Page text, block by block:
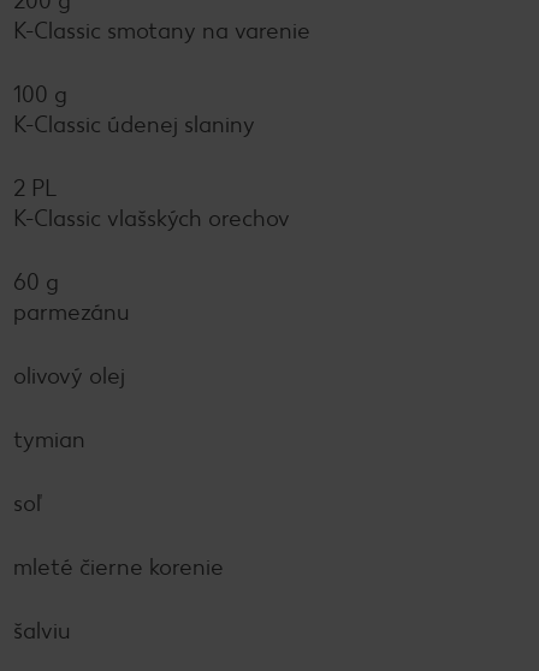
K-Classic smotany na varenie
100 g
K-Classic údenej slaniny
2 PL
K-Classic vlašských orechov
60 g
parmezánu
olivový olej
tymian
soľ
mleté čierne korenie
šalviu